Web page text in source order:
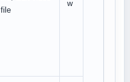
file
w